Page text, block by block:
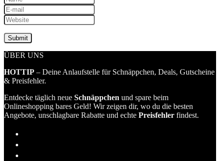
ÜBER UNS
HOTTIP – Deine Anlaufstelle für Schnäppchen, Deals, Gutscheine
& Preisfehler.
Entdecke täglich neue Schnäppchen und spare beim
Onlineshopping bares Geld! Wir zeigen dir, wo du die besten
Angebote, unschlagbare Rabatte und echte Preisfehler findest.